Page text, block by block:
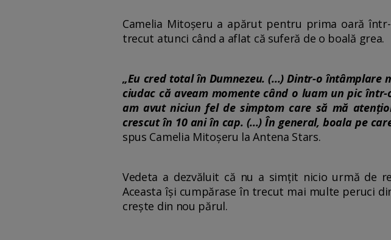
Camelia Mitoșeru a apărut pentru prima oară
trecut atunci când a aflat că suferă de o boală grea.
„Eu cred total în Dumnezeu. (...) Dintr-o
ciudac că aveam momente când o luam un pic
am avut niciun fel de simptom care să mă
crescut în 10 ani în cap. (...) În general, boala pe
spus Camelia Mitoșeru la Antena Stars.
Vedeta a dezvăluit că nu a simțit nicio urmă de
Aceasta își cumpărase în trecut mai multe peruci
crește din nou părul.